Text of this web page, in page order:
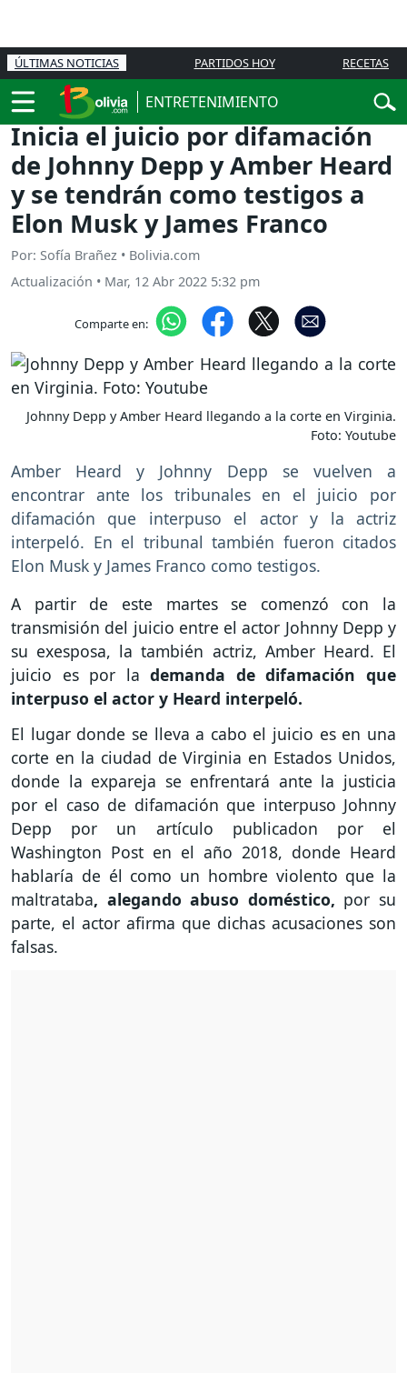
ÚLTIMAS NOTICIAS PARTIDOS HOY RECETAS
ENTRETENIMIENTO
Inicia el juicio por difamación
de Johnny Depp y Amber Heard
y se tendrán como testigos a
Elon Musk y James Franco
Por: Sofía Brañez • Bolivia.com
Actualización • Mar, 12 Abr 2022 5:32 pm
Comparte en:
Johnny Depp y Amber Heard llegando a la corte en Virginia.
Foto: Youtube
Amber Heard y Johnny Depp se vuelven a
encontrar ante los tribunales en el juicio por
difamación que interpuso el actor y la actriz
interpeló. En el tribunal también fueron citados
Elon Musk y James Franco como testigos.
A partir de este martes se comenzó con la
transmisión del juicio entre el actor Johnny Depp y
su exesposa, la también actriz, Amber Heard. El
juicio es por la demanda de difamación que
interpuso el actor y Heard interpeló.
El lugar donde se lleva a cabo el juicio es en una
corte en la ciudad de Virginia en Estados Unidos,
donde la expareja se enfrentará ante la justicia
por el caso de difamación que interpuso Johnny
Depp por un artículo publicadon por el
Washington Post en el año 2018, donde Heard
hablaría de él como un hombre violento que la
maltrataba, alegando abuso doméstico, por su
parte, el actor afirma que dichas acusaciones son
falsas.